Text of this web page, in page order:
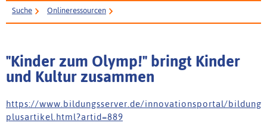
Suche Onlineressourcen
"Kinder zum Olymp!" bringt Kinder
und Kultur zusammen
h t t p s : / / w w w . b i l d u n g s s e r v e r . d e / i n n o v a t i o n s p o r t a l / b i l d u n g
p l u s a r t i k e l . h t m l ? a r t i d = 8 8 9